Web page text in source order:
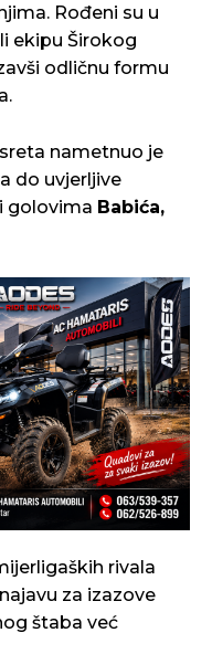
Rođeni su u
ekipu Širokog
odličnu formu
nametnuo je
do uvjerljive
golovima Babića,
rivala
za izazove
štaba već